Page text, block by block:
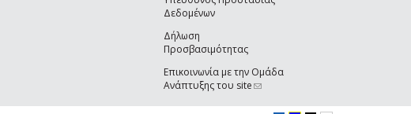
Δεδομένων
Δήλωση
Προσβασιμότητας
Επικοινωνία με την Ομάδα
Ανάπτυξης του site(link sends e-mail)